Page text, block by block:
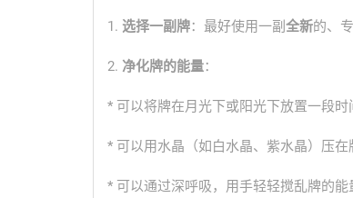
1. 选择一副牌：最好使用一副 全新的、
2. 净化牌的能量：
* 可以将牌在月光下或阳光下放置一段时
* 可以用水晶（如白水晶、紫水晶）压在
* 可以通过深呼吸，用手轻轻搅乱牌的能